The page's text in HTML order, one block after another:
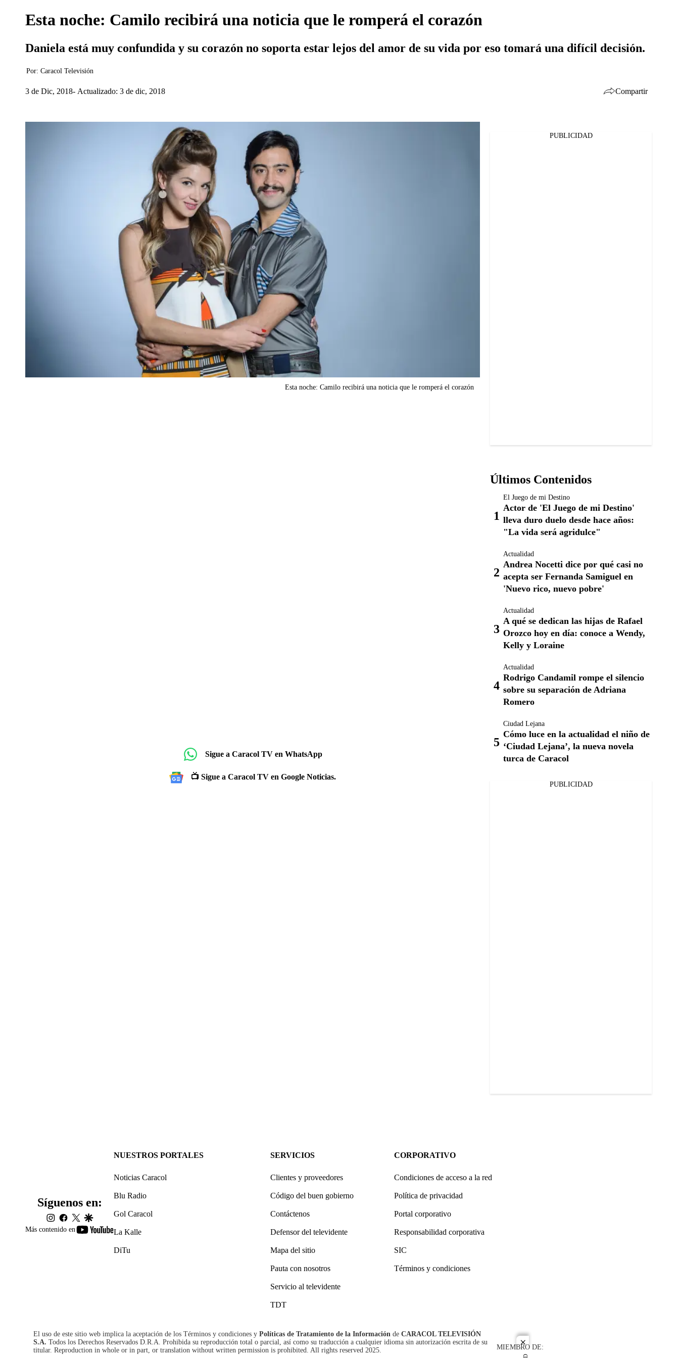
close
Esta noche: Camilo recibirá una noticia que le romperá el corazón
Daniela está muy confundida y su corazón no soporta estar lejos del amor de su vida por eso tomará una difícil decisión.
Por: Caracol Televisión
3 de Dic, 2018 Actualizado: 3 de dic, 2018 Compartir
Esta noche: Camilo recibirá una noticia que le romperá el corazón
Sigue a Caracol TV en WhatsApp
📺 Sigue a Caracol TV en Google Noticias.
PUBLICIDAD
Últimos Contenidos
El Juego de mi Destino
Actor de 'El Juego de mi Destino'
lleva duro duelo desde hace años:
"La vida será agridulce"
Actualidad
Andrea Nocetti dice por qué casi no
acepta ser Fernanda Samiguel en
'Nuevo rico, nuevo pobre'
Actualidad
A qué se dedican las hijas de Rafael
Orozco hoy en día: conoce a Wendy,
Kelly y Loraine
Actualidad
Rodrigo Candamil rompe el silencio
sobre su separación de Adriana
Romero
Ciudad Lejana
Cómo luce en la actualidad el niño de
‘Ciudad Lejana’, la nueva novela
turca de Caracol
PUBLICIDAD
Más contenido en
youtube-
Síguenos en:
instagram
facebook
twittergoogle
NUESTROS PORTALES
Noticias Caracol
Blu Radio
Gol Caracol
La Kalle
DiTu
SERVICIOS
Clientes y proveedores
Código del buen gobierno
Contáctenos
Defensor del televidente
Mapa del sitio
Pauta con nosotros
Servicio al televidente
TDT
CORPORATIVO
Condiciones de acceso a la red
Política de privacidad
Portal corporativo
Responsabilidad corporativa
SIC
Términos y condiciones
El uso de este sitio web implica la aceptación de los Términos y condiciones y Políticas de Tratamiento de la Información de CARACOL TELEVISIÓN
S.A. Todos los Derechos Reservados D.R.A. Prohibida su reproducción total o parcial, así como su traducción a cualquier idioma sin autorización escrita de su
titular. Reproduction in whole or in part, or translation without written permission is prohibited. All rights reserved 2025.
MIEMBRO DE: